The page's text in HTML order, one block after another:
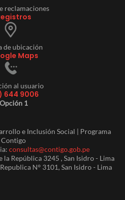
reclamaciones
de ubicación
Maps
al usuario
644 9006
Opción 1
e Inclusión Social | Programa
Contigo
consultas@contigo.gob.pe
la República 3245 , San Isidro - Lima
N° 3101, San Isidro - Lima